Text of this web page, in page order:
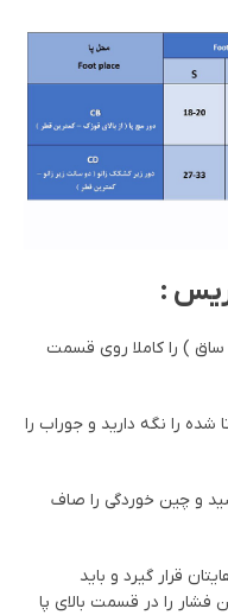
:
) را کاملا روی قسمت
شده را نگه دارید و جوراب را
و چین خوردگی را صاف
قرار گیرد و باید
فشار را در قسمت بالای پا